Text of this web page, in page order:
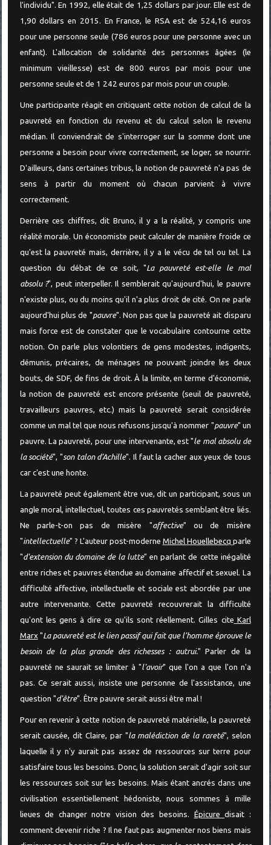
l'individu". En 1992, elle était de 1,25 dollars par jour. Elle est de
1,90 dollars en 2015. En France, le RSA est de 524,16 euros
pour une personne seule (786 euros pour une personne avec un
enfant). L'allocation de solidarité des personnes âgées (le
minimum vieillesse) est de 800 euros par mois pour une
personne seule et de 1 242 euros par mois pour un couple.
Une participante réagit en critiquant cette notion de calcul de la
pauvreté en fonction du revenu et du calcul selon le revenu
médian. Il conviendrait de s'interroger sur la somme dont une
personne a besoin pour vivre correctement, se loger, se nourrir.
D'ailleurs, dans certaines tribus, la notion de pauvreté n'a pas de
sens à partir du moment où chacun parvient à vivre
correctement.
Derrière ces chiffres, dit Bruno, il y a la réalité, y compris une
réalité morale. Un économiste peut calculer de manière froide ce
qu'est la pauvreté mais, derrière, il y a le vécu de tel ou tel. La
question du débat de ce soit, "La pauvreté est-elle le mal
absolu ?", peut interpeller. Il semblerait qu'aujourd'hui, le pauvre
n'existe plus, ou du moins qu'il n'a plus droit de cité. On ne parle
aujourd'hui plus de "pauvre". Non pas que la pauvreté ait disparu
mais force est de constater que le vocabulaire contourne cette
notion. On parle plus volontiers de gens modestes, indigents,
démunis, précaires, de ménages ne pouvant joindre les deux
bouts, de SDF, de fins de droit. À la limite, en terme d'économie,
la notion de pauvreté est encore présente (seuil de pauvreté,
travailleurs pauvres, etc.) mais la pauvreté serait considérée
comme un mal tel que nous refusons jusqu'à nommer "pauvre" un
pauvre. La pauvreté, pour une intervenante, est "le mal absolu de
la société", "son talon d’Achille". Il faut la cacher aux yeux de tous
car c'est une honte.
La pauvreté peut également être vue, dit un participant, sous un
angle moral, intellectuel, toutes ces pauvretés semblant être liés.
Ne parle-t-on pas de misère "affective" ou de misère
"intellectuelle" ? L'auteur post-moderne Michel Houellebecq parle
"d'extension du domaine de la lutte" en parlant de cette inégalité
entre riches et pauvres étendue au domaine affectif et sexuel. La
difficulté affective, intellectuelle et sociale est abordée par une
autre intervenante. Cette pauvreté recouvrerait la difficulté
qu'ont les gens à dire ce qu'ils sont réellement. Gilles cite Karl
Marx "La pauvreté est le lien passif qui fait que l’homme éprouve le
besoin de la plus grande des richesses : autrui." Parler de la
pauvreté ne saurait se limiter à "l'avoir" que l'on a que l'on n'a
pas. Ce serait aussi, insiste une personne de l'assistance, une
question "d'être". Être pauvre serait aussi être mal !
Pour en revenir à cette notion de pauvreté matérielle, la pauvreté
serait causée, dit Claire, par "la malédiction de la rareté", selon
laquelle il y n'y aurait pas assez de ressources sur terre pour
satisfaire tous les besoins. Donc, la solution serait d'agir soit sur
les ressources soit sur les besoins. Mais étant ancrés dans une
civilisation essentiellement hédoniste, nous sommes à mille
lieues de changer notre vision des besoins. Épicuredisait :
comment devenir riche ? Il ne faut pas augmenter nos biens mais